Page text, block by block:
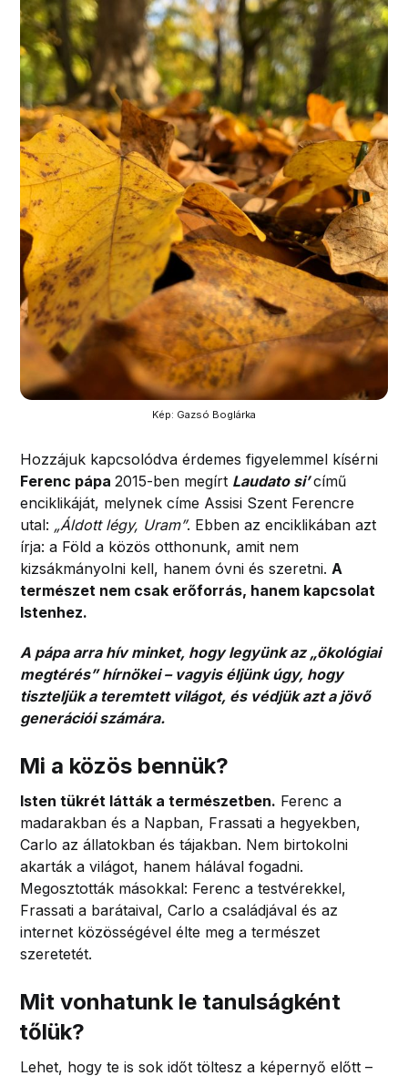
Kép: Gazsó Boglárka
Hozzájuk kapcsolódva érdemes figyelemmel kísérni
Ferenc pápa2015-ben megírt Laudato si’ című
enciklikáját, melynek címe Assisi Szent Ferencre
utal: „Áldott légy, Uram”. Ebben az enciklikában azt
írja: a Föld a közös otthonunk, amit nem
kizsákmányolni kell, hanem óvni és szeretni.A
természet nem csak erőforrás, hanem kapcsolat
Istenhez.
A pápa arra hív minket, hogy legyünk az „ökológiai
megtérés” hírnökei – vagyis éljünk úgy, hogy
tiszteljük a teremtett világot, és védjük azt a jövő
generációi számára.
Mi a közös bennük?
Isten tükrét látták a természetben. Ferenc a
madarakban és a Napban, Frassati a hegyekben,
Carlo az állatokban és tájakban. Nem birtokolni
akarták a világot, hanem hálával fogadni.
Megosztották másokkal: Ferenc a testvérekkel,
Frassati a barátaival, Carlo a családjával és az
internet közösségével élte meg a természet
szeretetét.
Mit vonhatunk le tanulságként
tőlük?
Lehet, hogy te is sok időt töltesz a képernyő előtt –